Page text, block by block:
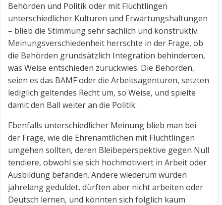
Behörden und Politik oder mit Flüchtlingen
unterschiedlicher Kulturen und Erwartungshaltungen
– blieb die Stimmung sehr sachlich und konstruktiv.
Meinungsverschiedenheit herrschte in der Frage, ob
die Behörden grundsätzlich Integration behinderten,
was Weise entschieden zurückwies. Die Behörden,
seien es das BAMF oder die Arbeitsagenturen, setzten
lediglich geltendes Recht um, so Weise, und spielte
damit den Ball weiter an die Politik.
Ebenfalls unterschiedlicher Meinung blieb man bei
der Frage, wie die Ehrenamtlichen mit Flüchtlingen
umgehen sollten, deren Bleibeperspektive gegen Null
tendiere, obwohl sie sich hochmotiviert in Arbeit oder
Ausbildung befänden. Andere wiederum würden
jahrelang geduldet, dürften aber nicht arbeiten oder
Deutsch lernen, und könnten sich folglich kaum